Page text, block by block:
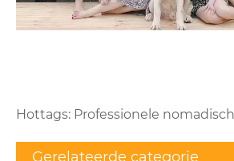
Hottags: Professionele
Gerelateerde categorie